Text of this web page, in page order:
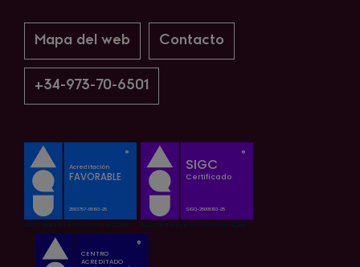
Mapa del web Contacto
+34-973-70-6501